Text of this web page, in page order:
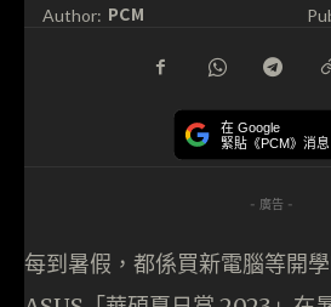
Author: PCM
在 Google
緊貼《PCM》消息
- 廣告 -
每到暑假，都係買新電腦等開